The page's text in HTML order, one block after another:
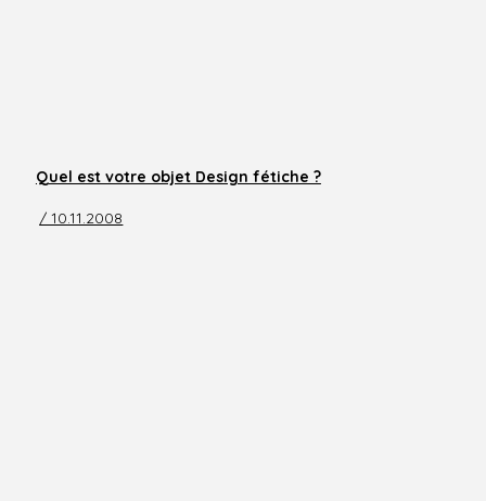
Quel est votre objet Design fétiche ?
/ 10.11.2008